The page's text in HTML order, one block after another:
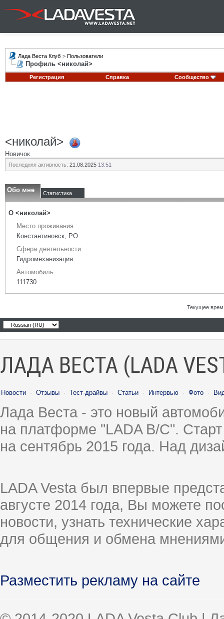
Лада Веста Клуб > Пользователи
Профиль <николай>
Регистрация Справка Сообщество
<николай>
Новичок
Последняя активность: 21.08.2025 13:51
Обо мне Статистика
О <николай>
Место проживания
Константиновск, РО
Сфера деятельности
Гидромеханизация
Автомобиль
111730
Текущее
ЛАДА ВЕСТА (LADA
Новости · Отзывы · Тест-драйвы · Статьи · Интервью · Фото ·
Лада Веста - это новый
на платформе "LADA B/C".
на сентябрь 2015 года. Над
LADA Vesta был впервые
августе 2014 года, Вы можете
новости, узнать технические
для общения и обмена
Разместить рекламу на сайте